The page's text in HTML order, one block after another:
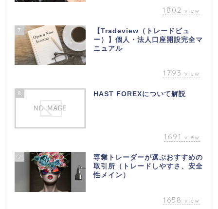
1802 view
7
【Tradeview（トレードビュ
ー）】個人・法人口座開設完全マ
ニュアル
1793 view
8 HAST FOREXについて解説
1691 view
9
専業トレーダーが選ぶおすすめの
取引所（トレードしやすさ、安全
性メイン）
1658 view